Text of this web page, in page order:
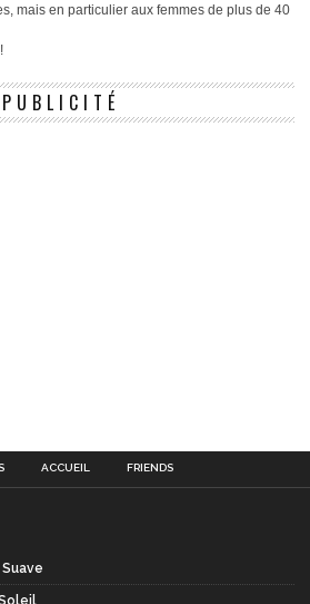
mais en particulier aux femmes de plus de 40
PUBLICITÉ
ACCUEIL FRIENDS